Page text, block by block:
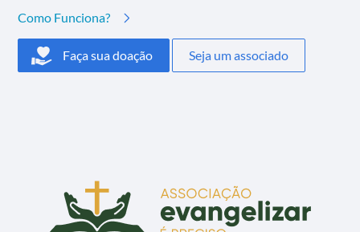
Como Funciona?
Faça sua doação Seja um associado